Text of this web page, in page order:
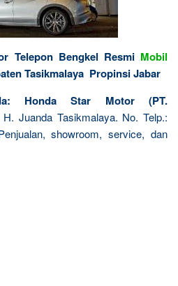
Telepon Bengkel Resmi Mobil
Tasikmalaya Propinsi Jabar
Honda Star Motor (PT.
Juanda Tasikmalaya. No. Telp.:
showroom, service, dan